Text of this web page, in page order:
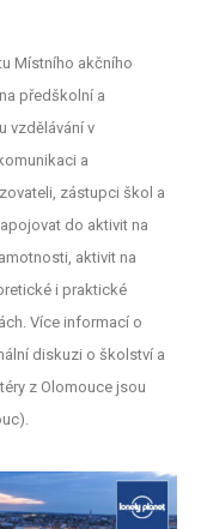
Místního akčního
předškolní a
vzdělávání v
a
zástupci škol a
do aktivit na
aktivit na
i praktické
Více informací o
diskuzi o školství a
z Olomouce jsou